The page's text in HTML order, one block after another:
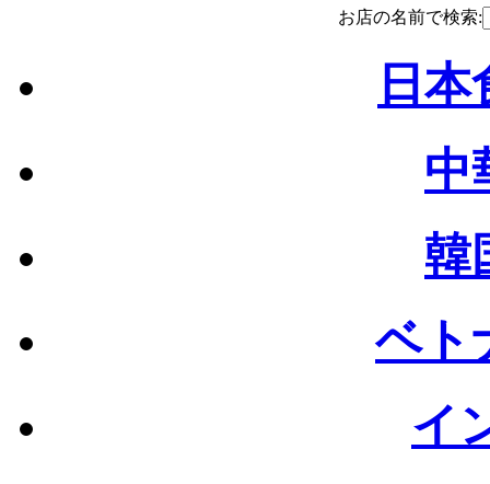
お店の名前で検索:
日
中
韓
ベト
イ